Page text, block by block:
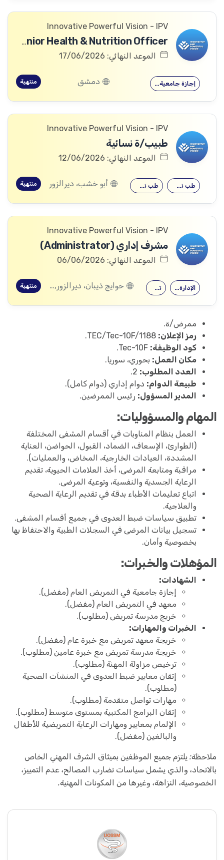
Innovative Powerful Vision - IPV
Senior Health & Nutrition Officer
الموعد النهائي: 17/06/2026
إجازة جامعية… دمشق منتهية
Innovative Powerful Vision - IPV
طبيب/ة نسائية
الموعد النهائي: 12/06/2026
طب نسائية طب نسائية أبو خشب، ديرالزور منتهية
Innovative Powerful Vision - IPV
مشرف إداري (Administrator)
الموعد النهائي: 06/06/2026
تمريض الإدارة الصحية حوايج ذيبان، ديرالزور, البصيرة، ديرالزور, محكان، ديرالزور, أبو خشب، ديرالزور, ذيبان، ديرالزور, البحرة، ديرالزور منتهية
ممرض/ة.
رمز الإعلان:
كود الوظيفة:
مكان العمل: بحوري، سوريا.
العدد المطلوب:
طبيعة الدوام: دوام إداري (دوام كامل).
المدير المسؤول: رئيس الممرضين.
المهام والمسؤوليات:
العمل بنظام المناوبات في أقسام المشفى المختلفة
(الطوارئ، الإسعاف، الضماد، القبول، الحواضن، العناية
المشددة، العيادات الخارجية، المخاض، والعمليات).
مراقبة ومتابعة المرضى، أخذ العلامات الحيوية، تقديم
الرعاية الجسدية والنفسية، وتوعية المرضى.
اتباع تعليمات الأطباء بدقة في تقديم الرعاية الصحية
والعلاجية.
تطبيق سياسات ضبط العدوى في جميع أقسام المشفى.
تسجيل بيانات المرضى في السجلات الطبية والاحتفاظ بها
بخصوصية وأمان.
المؤهلات والخبرات:
الشهادات:
إجازة جامعية في التمريض العام (مفضل).
معهد في التمريض العام (مفضل).
خريج مدرسة تمريض (مطلوب).
الخبرات والمهارات:
خريجة معهد تمريض مع خبرة عام (مفضل).
خريجة مدرسة تمريض مع خبرة عامين (مطلوب).
ترخيص مزاولة المهنة (مطلوب).
إتقان معايير ضبط العدوى في المنشآت الصحية
(مطلوب).
مهارات تواصل متقدمة (مطلوب).
إتقان البرامج المكتبية بمستوى متوسط (مطلوب).
الإلمام بمعايير ومهارات الرعاية التمريضية للأطفال
والبالغين (مفضل).
ملاحظة: يلتزم جميع الموظفين بميثاق الشرف المهني الخاص
بالاتحاد، والذي يشمل سياسات تضارب المصالح، عدم التمييز،
الخصوصية، النزاهة، وغيرها من المكونات المهنية.